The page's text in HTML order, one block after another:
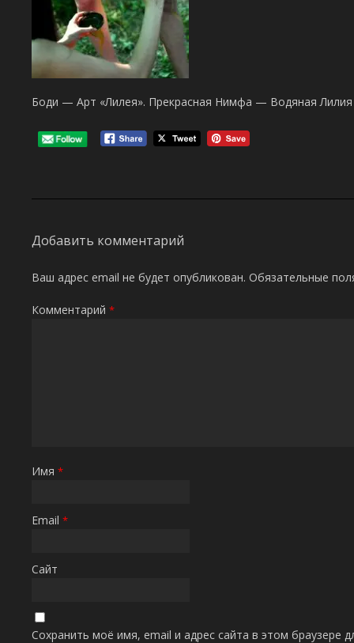
Боди — Арт «Лилея». Прекрасная Нимфа — Водяная Лилия
Добавить комментарий
Ваш адрес email не будет опубликован. Обязательные
Комментарий *
Имя *
Email *
Сайт
Сохранить моё имя, email и адрес сайта в этом браузере